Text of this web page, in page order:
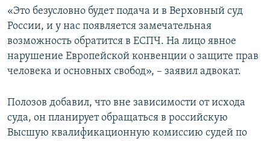
«Это безусловно будет подача и в Верховный суд
России, и у нас появляется замечательная
возможность обратится в ЕСПЧ. На лицо явное
нарушение Европейской конвенции о защите прав
человека и основных свобод», – заявил адвокат.
Полозов добавил, что вне зависимости от исхода
суда, он планирует обращаться в российскую
Высшую квалификационную комиссию судей по